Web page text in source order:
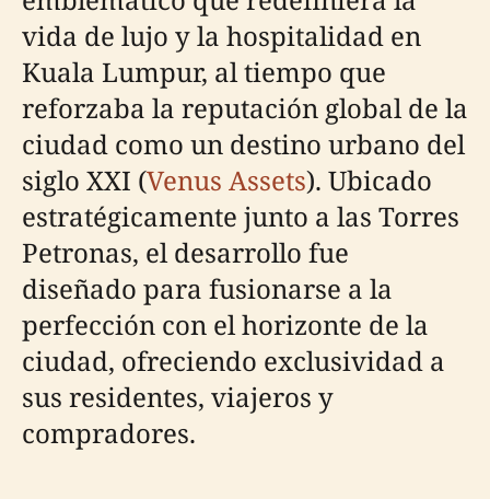
vida de lujo y la hospitalidad en
Kuala Lumpur, al tiempo que
reforzaba la reputación global de la
ciudad como un destino urbano del
siglo XXI (Venus Assets). Ubicado
estratégicamente junto a las Torres
Petronas, el desarrollo fue
diseñado para fusionarse a la
perfección con el horizonte de la
ciudad, ofreciendo exclusividad a
sus residentes, viajeros y
compradores.